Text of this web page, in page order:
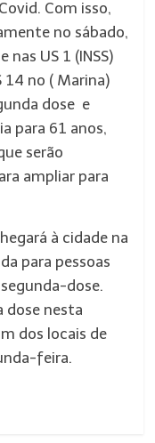
Com isso,
no sábado,
US 1 (INSS)
14 no ( Marina)
dose e
para 61 anos,
serão
ampliar para
à cidade na
para pessoas
dose.
dose nesta
dos locais de
feira.